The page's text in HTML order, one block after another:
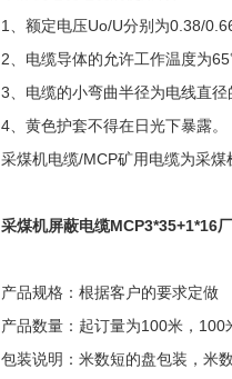
1、额定电压Uo/U分别为0.38/
2、电缆导体的允许工作温度为
3、电缆的小弯曲半径为电线直
4、黄色护套不得在日光下暴露。
采煤机电缆/MCP矿用电缆为采
采煤机屏蔽电缆MCP3*35+1*16
产品规格：根据客户的要求定做
产品数量：起订量为100米，100
包装说明：米数短的盘包装，米